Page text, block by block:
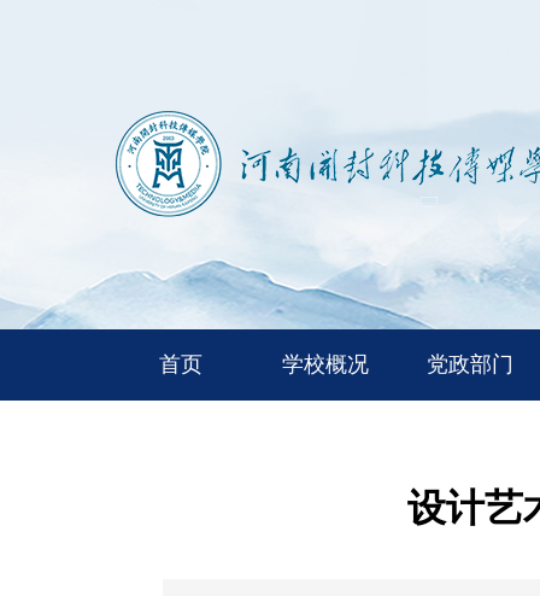
首页 学校概况 党政部门
设计艺